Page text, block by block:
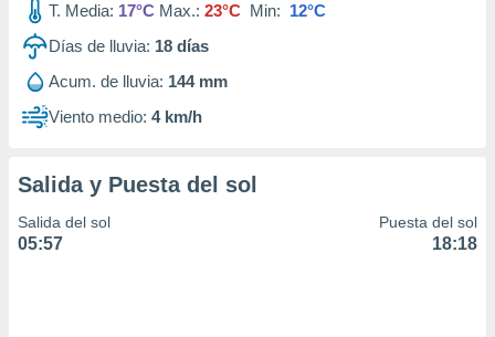
de
1199
T. Media: 17°C Max.: 23°C Min: 12°C
Días de lluvia: 18 días
Acum. de lluvia: 144 mm
Viento medio: 4 km/h
Salida y Puesta del sol
Salida del sol
05:57
Puesta del sol
18:18